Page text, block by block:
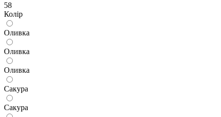
58
Колір
Оливка
Оливка
Оливка
Сакура
Сакура